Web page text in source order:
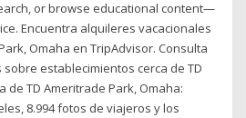
or browse educational content—
Encuentra alquileres vacacionales
Omaha en TripAdvisor. Consulta
establecimientos cerca de TD
de TD Ameritrade Park, Omaha:
8.994 fotos de viajeros y los